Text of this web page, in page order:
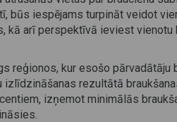
būs iespējams turpināt veidot
kā arī perspektīvā ieviest vienotu
reģionos, kur esošo
rezultātā
izņemot minimālās